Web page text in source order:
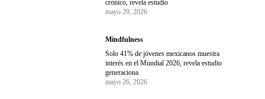
crónico, revela estudio
mayo 29, 2026
Mindfulness
Solo 41% de jóvenes mexicanos muestra
interés en el Mundial 2026, revela estudio
generaciona
mayo 26, 2026